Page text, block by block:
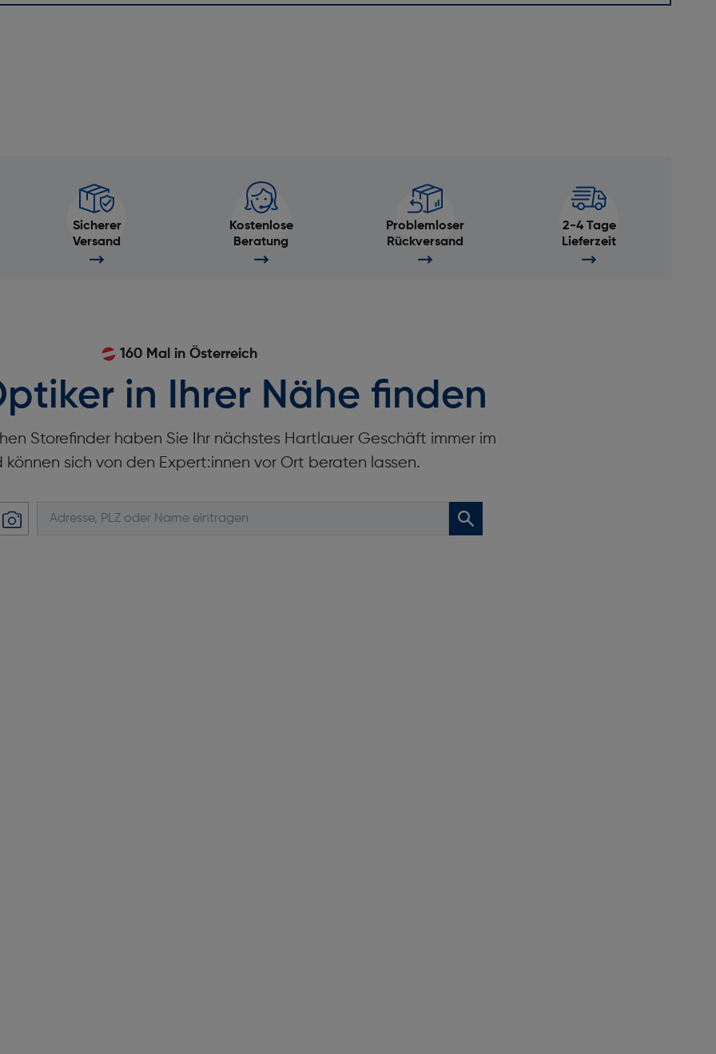
Sicherer
Versand
Kostenlose
Beratung
Problemloser
Rückversand
2-4 Tage
Lieferzeit
160 Mal in Österreich
in Ihrer Nähe finden
Storefinder haben Sie Ihr nächstes Hartlauer Geschäft immer im
können sich von den Expert:innen vor Ort beraten lassen.